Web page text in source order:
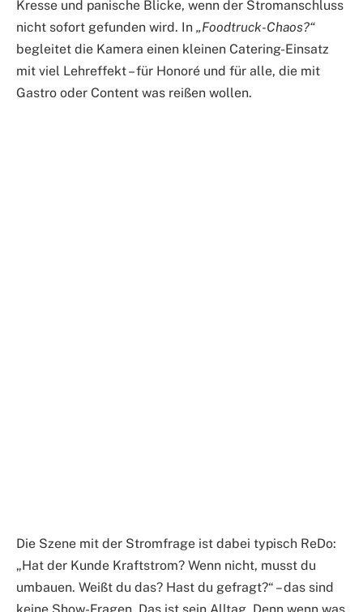
Kresse und panische Blicke, wenn der Stromanschluss
nicht sofort gefunden wird. In „Foodtruck-Chaos?“
begleitet die Kamera einen kleinen Catering-Einsatz
mit viel Lehreffekt – für Honoré und für alle, die mit
Gastro oder Content was reißen wollen.
Die Szene mit der Stromfrage ist dabei typisch ReDo:
„Hat der Kunde Kraftstrom? Wenn nicht, musst du
umbauen. Weißt du das? Hast du gefragt?“ – das sind